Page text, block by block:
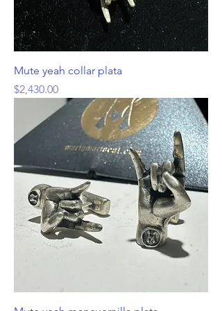
Mute yeah collar plata
Precio
$2,430.00